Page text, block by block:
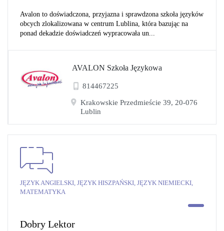
Avalon to doświadczona, przyjazna i sprawdzona szkoła języków
obcych zlokalizowana w centrum Lublina, która bazując na
ponad dekadzie doświadczeń wypracowała un...
AVALON Szkoła Językowa
814467225
Krakowskie Przedmieście 39, 20-076
Lublin
JĘZYK ANGIELSKI, JĘZYK HISZPAŃSKI, JĘZYK NIEMIECKI,
MATEMATYKA
Dobry Lektor